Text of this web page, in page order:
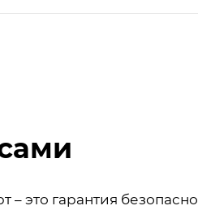
это гарантия